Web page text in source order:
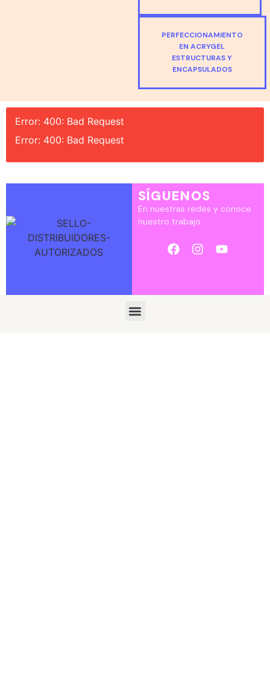
PERFECCIONAMIENTO
EN ACRYGEL
ESTRUCTURAS Y
ENCAPSULADOS
Error: 400: Bad Request
Error: 400: Bad Request
SÍGUENOS
En nuestras redes y conoce
nuestro trabajo